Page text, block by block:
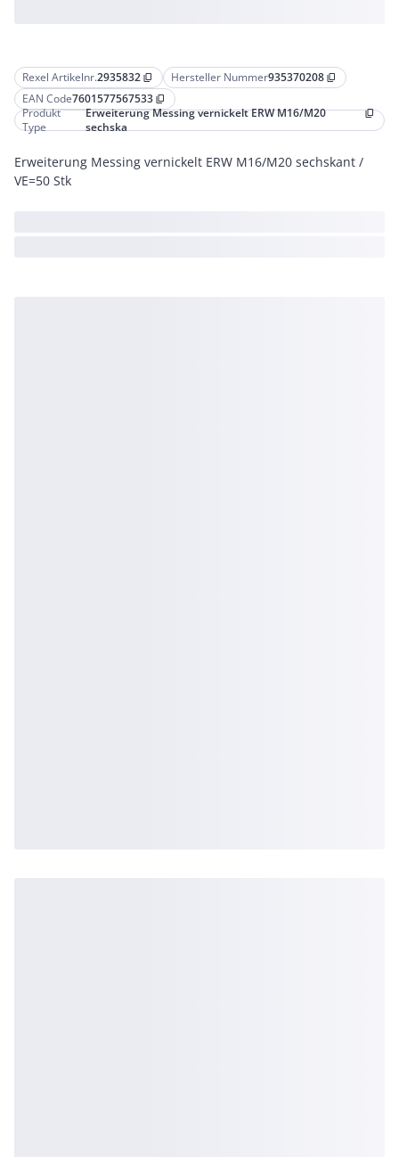
Rexel Artikelnr.2935832 content_copy Hersteller Nummer935370208 content_copy
EAN Code7601577567533 content_copy
Produkt
Type
Erweiterung Messing vernickelt ERW M16/M20
sechska
content_copy
Erweiterung Messing vernickelt ERW M16/M20 sechskant /
VE=50 Stk